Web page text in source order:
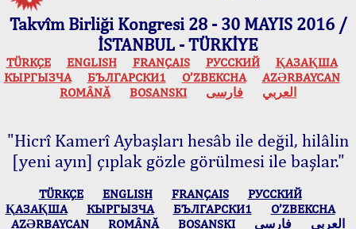
Takvîm Birliği Kongresi 28 - 30 MAYIS 2016 /
İSTANBUL - TÜRKİYE
TÜRKÇE ENGLISH FRANÇAIS РУССКИЙ
ҚАЗАҚША
КЫPГЫЗЧA
БЪЛГАРСКИ1 O’ZBEKCHA
AZӘRBAYCAN
ROMÂNĂ
BOSANSKI العربي فارسی
"Hicrî Kamerî Aybaşları hesâb ile değil, hilâlin
[yeni ayın] çıplak gözle görülmesi ile başlar."
TÜRKÇE ENGLISH FRANÇAIS
РУССКИЙ
ҚАЗАҚША
КЫPГЫЗЧA БЪЛГАРСКИ1
O’ZBEKCHA
AZӘRBAYCAN
ROMÂNĂ BOSANSKI العربي فارسی